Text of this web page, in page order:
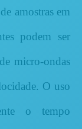
amostras em
podem ser
micro-ondas
O uso
o tempo